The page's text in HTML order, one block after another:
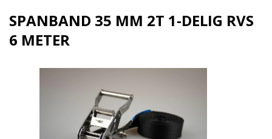
SPANBAND 35 MM 2T 1-DELIG RVS
6 METER